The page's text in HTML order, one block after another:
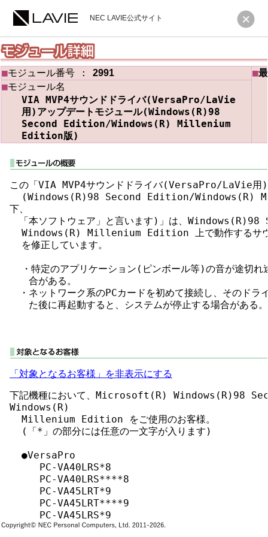
NEC LAVIE公式サイト